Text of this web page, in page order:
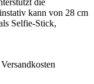
kann von 28 cm
Selfie-Stick,